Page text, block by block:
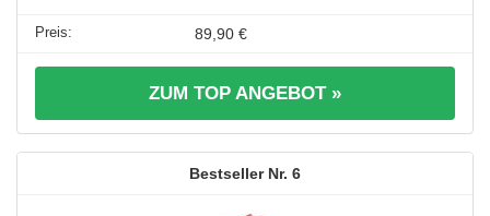
89,90 €
ZUM TOP ANGEBOT »
6